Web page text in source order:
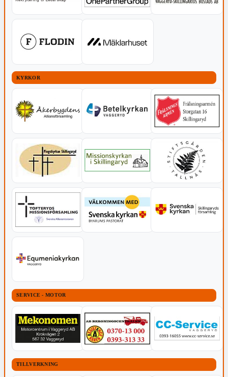
KYRKOR
SERVICE - MOTOR
TILLVERKNING